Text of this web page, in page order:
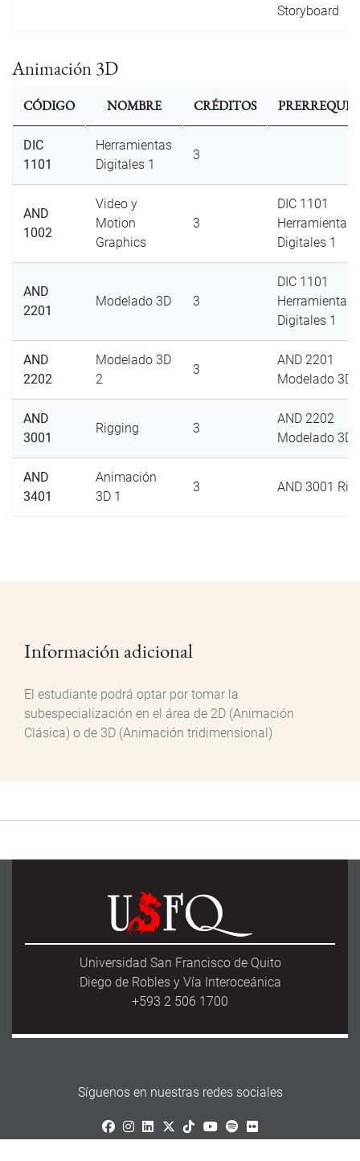
Storyboard
Animación 3D
CÓDIGO NOMBRE CRÉDITOS
DIC
1101
Herramientas
Digitales 1
3
AND
1002
Video y
Motion
Graphics
3
DIC 1101
Herramientas
Digitales 1
AND
2201
Modelado 3D 3
DIC 1101
Herramientas
Digitales 1
AND
2202
Modelado 3D
2
3
AND 2201
Modelado 3D
AND
3001
Rigging 3
AND 2202
Modelado 3D
AND
3401
Animación
3D 1
3 AND 3001
Información adicional
El estudiante podrá optar por tomar la
subespecialización en el área de 2D (Animación
Clásica) o de 3D (Animación tridimensional)
Universidad San Francisco de Quito
Diego de Robles y Vía Interoceánica
+593 2 506 1700
Síguenos en nuestras redes sociales